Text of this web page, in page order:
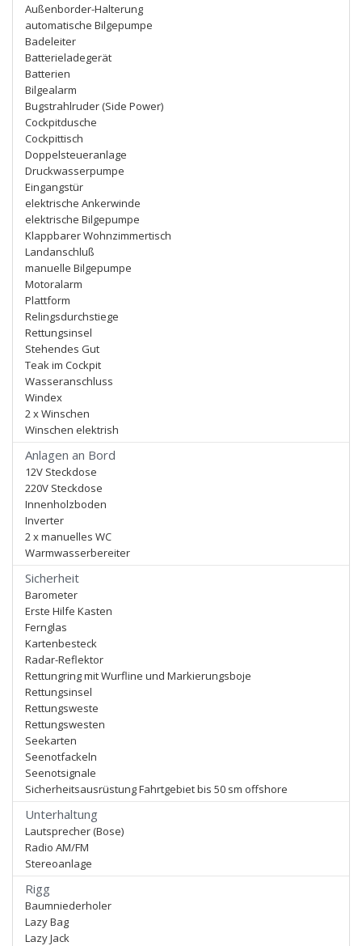
Außenborder-Halterung
automatische Bilgepumpe
Badeleiter
Batterieladegerät
Batterien
Bilgealarm
Bugstrahlruder (Side Power)
Cockpitdusche
Cockpittisch
Doppelsteueranlage
Druckwasserpumpe
Eingangstür
elektrische Ankerwinde
elektrische Bilgepumpe
Klappbarer Wohnzimmertisch
Landanschluß
manuelle Bilgepumpe
Motoralarm
Plattform
Relingsdurchstiege
Rettungsinsel
Stehendes Gut
Teak im Cockpit
Wasseranschluss
Windex
2 x Winschen
Winschen elektrish
Anlagen an Bord
12V Steckdose
220V Steckdose
Innenholzboden
Inverter
2 x manuelles WC
Warmwasserbereiter
Sicherheit
Barometer
Erste Hilfe Kasten
Fernglas
Kartenbesteck
Radar-Reflektor
Rettungring mit Wurfline und Markierungsboje
Rettungsinsel
Rettungsweste
Rettungswesten
Seekarten
Seenotfackeln
Seenotsignale
Sicherheitsausrüstung Fahrtgebiet bis 50 sm offshore
Unterhaltung
Lautsprecher (Bose)
Radio AM/FM
Stereoanlage
Rigg
Baumniederholer
Lazy Bag
Lazy Jack